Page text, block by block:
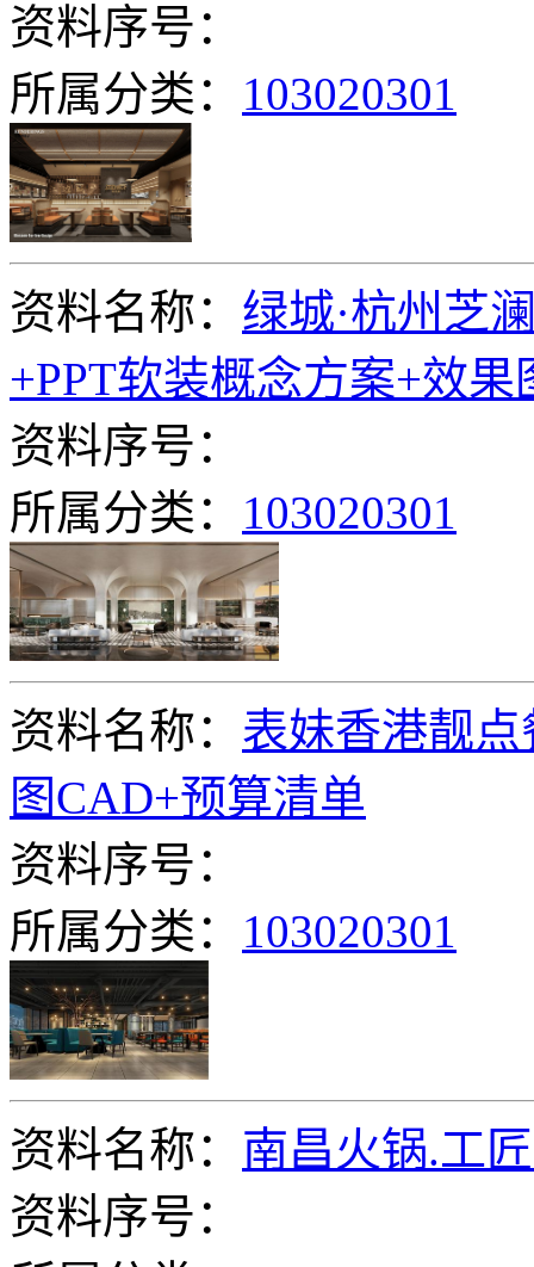
资料序号：
所属分类： 103020301
资料名称： 绿城·杭州芝
+PPT软装概念方案+效
资料序号：
所属分类： 103020301
资料名称： 表妹香港靓
图CAD+预算清单
资料序号：
所属分类： 103020301
资料名称： 南昌火锅.工
资料序号：